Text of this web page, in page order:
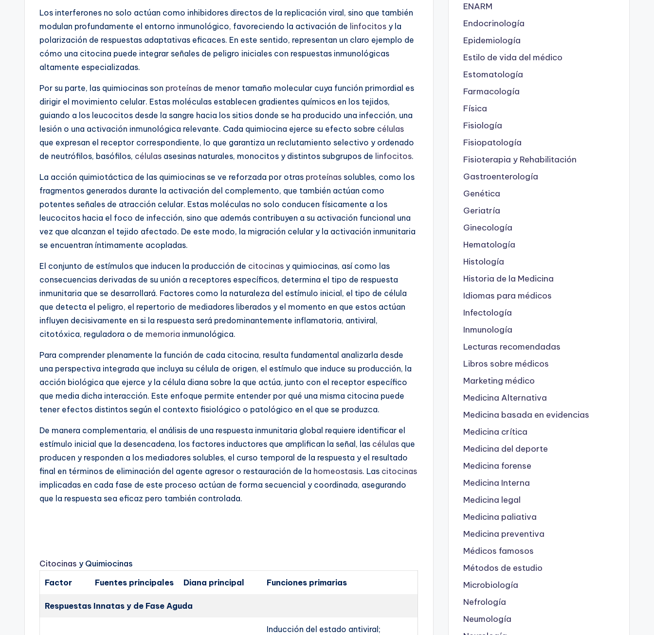
Los interferones no solo actúan como inhibidores directos de la replicación viral, sino que también
modulan profundamente el entorno inmunológico, favoreciendo la activación de linfocitos y la
polarización de respuestas adaptativas eficaces. En este sentido, representan un claro ejemplo de
cómo una citocina puede integrar señales de peligro iniciales con respuestas inmunológicas
altamente especializadas.
Por su parte, las quimiocinas son proteínas de menor tamaño molecular cuya función primordial es
dirigir el movimiento celular. Estas moléculas establecen gradientes químicos en los tejidos,
guiando a los leucocitos desde la sangre hacia los sitios donde se ha producido una infección, una
lesión o una activación inmunológica relevante. Cada quimiocina ejerce su efecto sobre células
que expresan el receptor correspondiente, lo que garantiza un reclutamiento selectivo y ordenado
de neutrófilos, basófilos, células asesinas naturales, monocitos y distintos subgrupos de linfocitos.
La acción quimiotáctica de las quimiocinas se ve reforzada por otras proteínas solubles, como los
fragmentos generados durante la activación del complemento, que también actúan como
potentes señales de atracción celular. Estas moléculas no solo conducen físicamente a los
leucocitos hacia el foco de infección, sino que además contribuyen a su activación funcional una
vez que alcanzan el tejido afectado. De este modo, la migración celular y la activación inmunitaria
se encuentran íntimamente acopladas.
El conjunto de estímulos que inducen la producción de citocinas y quimiocinas, así como las
consecuencias derivadas de su unión a receptores específicos, determina el tipo de respuesta
inmunitaria que se desarrollará. Factores como la naturaleza del estímulo inicial, el tipo de célula
que detecta el peligro, el repertorio de mediadores liberados y el momento en que estos actúan
influyen decisivamente en si la respuesta será predominantemente inflamatoria, antiviral,
citotóxica, reguladora o de memoria inmunológica.
Para comprender plenamente la función de cada citocina, resulta fundamental analizarla desde
una perspectiva integrada que incluya su célula de origen, el estímulo que induce su producción, la
acción biológica que ejerce y la célula diana sobre la que actúa, junto con el receptor específico
que media dicha interacción. Este enfoque permite entender por qué una misma citocina puede
tener efectos distintos según el contexto fisiológico o patológico en el que se produzca.
De manera complementaria, el análisis de una respuesta inmunitaria global requiere identificar el
estímulo inicial que la desencadena, los factores inductores que amplifican la señal, las células que
producen y responden a los mediadores solubles, el curso temporal de la respuesta y el resultado
final en términos de eliminación del agente agresor o restauración de la homeostasis. Las citocinas
implicadas en cada fase de este proceso actúan de forma secuencial y coordinada, asegurando
que la respuesta sea eficaz pero también controlada.
Citocinas y Quimiocinas
Factor
Fuentes principales Diana principal Funciones primarias
Respuestas Innatas y de Fase Aguda
Inducción del estado antiviral;
ENARM
Endocrinología
Epidemiología
Estilo de vida del médico
Estomatología
Farmacología
Física
Fisiología
Fisiopatología
Fisioterapia y Rehabilitación
Gastroenterología
Genética
Geriatría
Ginecología
Hematología
Histología
Historia de la Medicina
Idiomas para médicos
Infectología
Inmunología
Lecturas recomendadas
Libros sobre médicos
Marketing médico
Medicina Alternativa
Medicina basada en evidencias
Medicina crítica
Medicina del deporte
Medicina forense
Medicina Interna
Medicina legal
Medicina paliativa
Medicina preventiva
Médicos famosos
Métodos de estudio
Microbiología
Nefrología
Neumología